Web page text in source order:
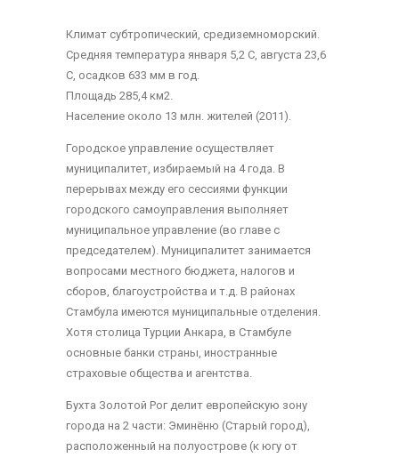
Климат субтропический, средиземноморский.
Средняя температура января 5,2 С, августа 23,6
С, осадков 633 мм в год.
Площадь 285,4 км2.
Население около 13 млн. жителей (2011).
Городское управление осуществляет
муниципалитет, избираемый на 4 года. В
перерывах между его сессиями функции
городского самоуправления выполняет
муниципальное управление (во главе с
председателем). Муниципалитет занимается
вопросами местного бюджета, налогов и
сборов, благоустройства и т.д. В районах
Стамбула имеются муниципальные отделения.
Хотя столица Турции Анкара, в Стамбулe
основные банки страны, иностранные
страховые общества и агентства.
Бухта Золотой Рог делит европейскую зону
города на 2 части: Эминёню (Старый город),
расположенный на полуострове (к югу от